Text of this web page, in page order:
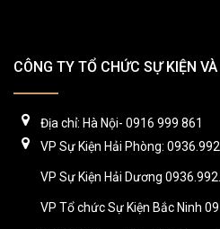
CÔNG TY TỔ CHỨC SỰ KIỆN
Địa chỉ: Hà Nội- 0916 999 861
VP Sự Kiện Hải Phòng:
VP Sự Kiện Hải Dương
VP Tổ chức Sự Kiện Bắc Ninh